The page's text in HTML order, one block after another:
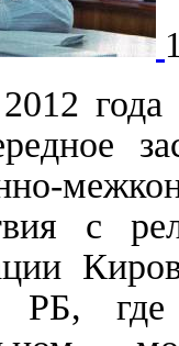
с
РБ, где